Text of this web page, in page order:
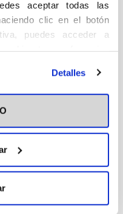
aceptar todas las
clic en el botón
puedes acceder a
información puedes
Detalles
a cabo, tratando
que nos
necesaria
ejercer mejor
no sólo para
en este libro a
comunicación,
de profesionales con
medios, que
el católico que
radio, en la
sea su función